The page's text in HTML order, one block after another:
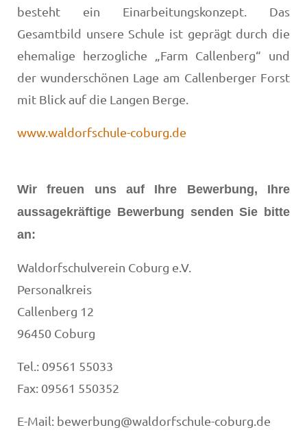
besteht ein Einarbeitungskonzept. Das
Gesamtbild unsere Schule ist geprägt durch die
ehemalige herzogliche „Farm Callenberg“ und
der wunderschönen Lage am Callenberger Forst
mit Blick auf die Langen Berge.
www.waldorfschule-coburg.de
Wir freuen uns auf Ihre Bewerbung, Ihre
aussagekräftige Bewerbung senden Sie bitte
an:
Waldorfschulverein Coburg e.V.
Personalkreis
Callenberg 12
96450 Coburg
Tel.: 09561 55033
Fax: 09561 550352
E-Mail: bewerbung@waldorfschule-coburg.de